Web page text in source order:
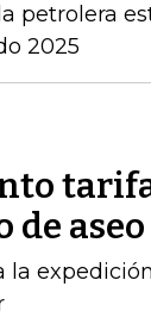
petrolera
2025
de aseo